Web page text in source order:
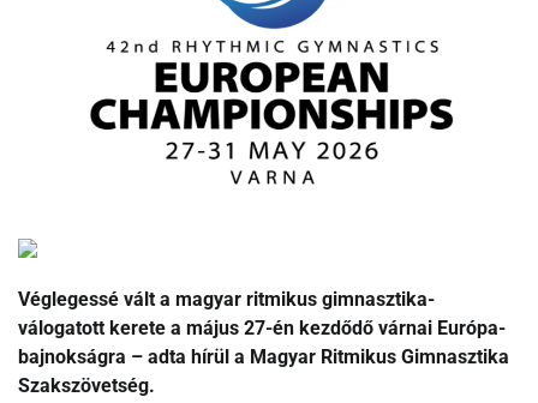
Véglegessé vált a magyar ritmikus gimnasztika-
válogatott kerete a május 27-én kezdődő várnai Európa-
bajnokságra – adta hírül a Magyar Ritmikus Gimnasztika
Szakszövetség.